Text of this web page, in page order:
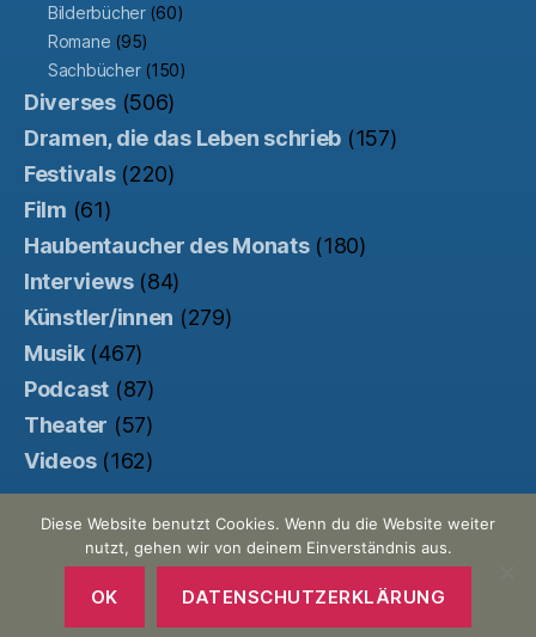
Bilderbücher(60)
Romane (95)
Sachbücher(150)
Diverses(506)
Dramen, die das Leben schrieb (157)
Festivals(220)
Film (61)
Haubentaucher des Monats(180)
Interviews(84)
Künstler/innen (279)
Musik(467)
Podcast (87)
Theater (57)
Videos(162)
© 2026Der Haubentaucher
Made with ♥ by Pretty Commercial/
Unterstützt von der
Kinowebsite Uncut
Nach oben
Diese Website benutzt Cookies. Wenn du die Website weiter
nutzt, gehen wir von deinem Einverständnis aus.
OK DATENSCHUTZERKLÄRUNG